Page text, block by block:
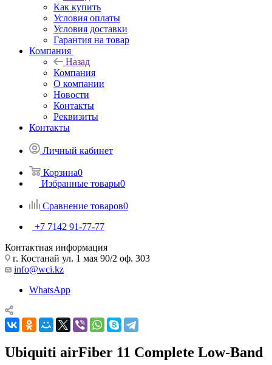
Как купить
Условия оплаты
Условия доставки
Гарантия на товар
Компания
Назад
Компания
О компании
Новости
Контакты
Реквизиты
Контакты
Личный кабинет
Корзина0
Избранные товары0
Сравнение товаров0
+7 7142 91-77-77
Контактная информация
г. Костанай ул. 1 мая 90/2 оф. 303
info@wci.kz
WhatsApp
Ubiquiti airFiber 11 Complete Low-Band